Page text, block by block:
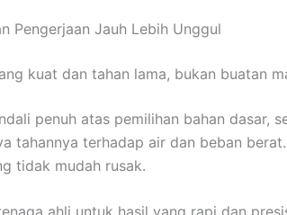
Pengerjaan Jauh Lebih Unggul
kuat dan tahan lama, bukan buatan
penuh atas pemilihan bahan dasar,
tahannya terhadap air dan beban
tidak mudah rusak.